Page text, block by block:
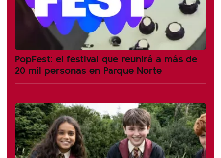
PopFest: el festival que reunirá a más de
20 mil personas en Parque Norte